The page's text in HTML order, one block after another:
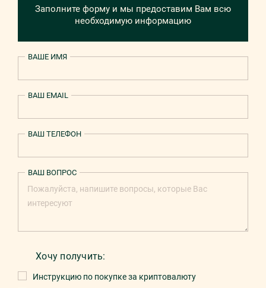
Заполните форму и мы предоставим Вам всю
необходимую информацию
ВАШЕ ИМЯ
ВАШ EMAIL
ВАШ ТЕЛЕФОН
Хочу получить:
Инструкцию по покупке за криптовалюту
ВАШ ВОПРОС